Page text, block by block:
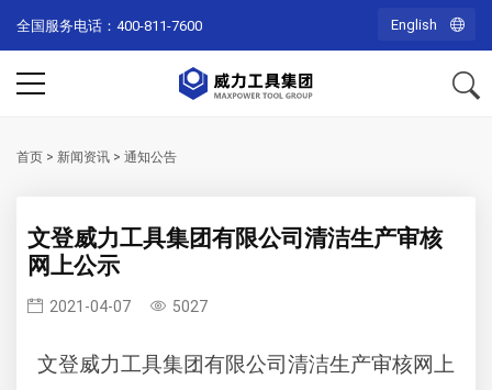
全国服务电话：400-811-7600 English
首页 > 新闻资讯 > 通知公告
文登威力工具集团有限公司清洁生产审核
网上公示
2021-04-07 5027
文登威力工具集团有限公司清洁生产审核网上